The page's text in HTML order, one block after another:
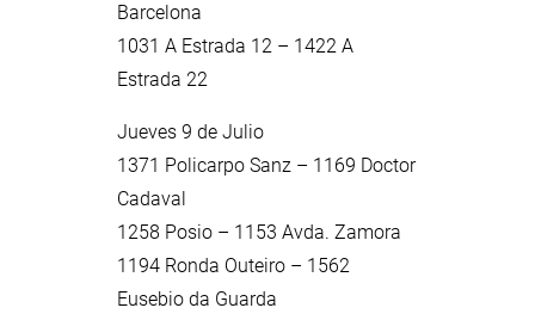
Barcelona
1031 A Estrada 12 – 1422 A
Estrada 22
Jueves 9 de Julio
1371 Policarpo Sanz – 1169 Doctor
Cadaval
1258 Posio – 1153 Avda. Zamora
1194 Ronda Outeiro – 1562
Eusebio da Guarda